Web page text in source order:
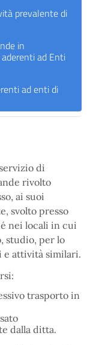
prevalente di
in
ad Enti
ad enti di
di
rivolto
ai suoi
svolto presso
nei locali in cui
studio, per lo
e attività similari.
trasporto in
dalla ditta.